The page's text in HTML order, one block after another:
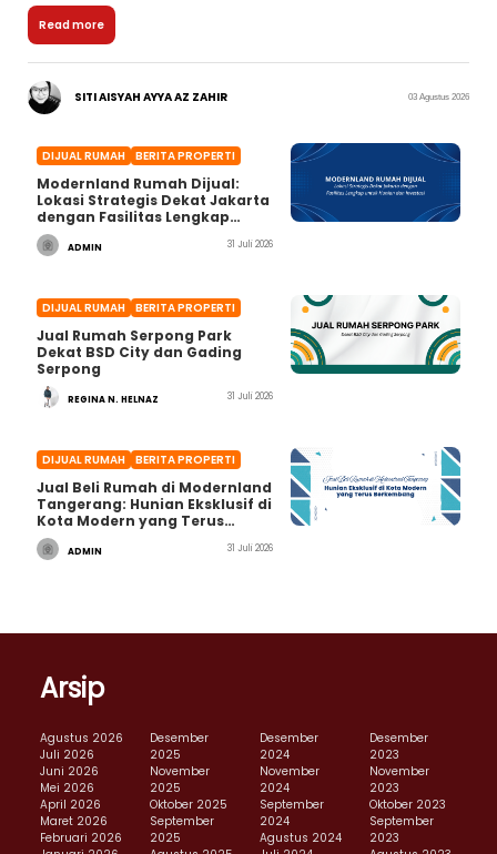
Read more
SITI AISYAH AYYA AZ ZAHIR 03 Agustus 2026
DIJUAL RUMAH BERITA PROPERTI
Modernland Rumah Dijual:
Lokasi Strategis Dekat Jakarta
dengan Fasilitas Lengkap
untuk Hunian dan Investasi
ADMIN 31 Juli 2026
DIJUAL RUMAH BERITA PROPERTI
Jual Rumah Serpong Park
Dekat BSD City dan Gading
Serpong
REGINA N. HELNAZ 31 Juli 2026
DIJUAL RUMAH BERITA PROPERTI
Jual Beli Rumah di Modernland
Tangerang: Hunian Eksklusif di
Kota Modern yang Terus
Berkembang
ADMIN 31 Juli 2026
Arsip
Agustus 2026
Juli 2026
Juni 2026
Mei 2026
April 2026
Maret 2026
Februari 2026
Desember
2025
November
2025
Oktober 2025
September
2025
Desember
2024
November
2024
September
2024
Agustus 2024
Desember
2023
November
2023
Oktober 2023
September
2023